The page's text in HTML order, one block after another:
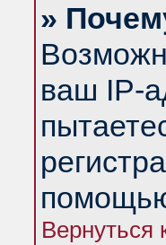
»
ваш IP-
Вернуться